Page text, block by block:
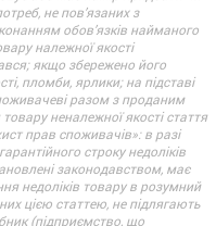
не пов’язаних з
обов’язків найманого
належної якості
якщо збережено його
пломби, ярлики; на підставі
разом з проданим
неналежної якості стаття
прав споживачів»: в разі
строку недоліків
законодавством, має
недоліків товару в розумний
цією статтею, не підлягають
(підприємство, що